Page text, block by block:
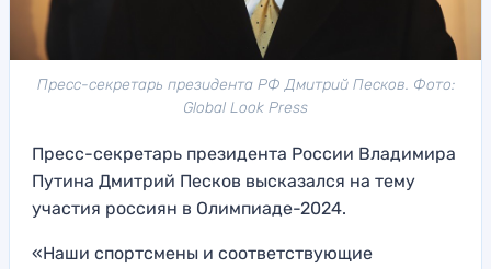
Пресс-секретарь президента РФ Дмитрий Песков. Фото:
Global Look Press
Пресс-секретарь президента России Владимира
Путина Дмитрий Песков высказался на тему
участия россиян в Олимпиаде-2024.
«Наши спортсмены и соответствующие